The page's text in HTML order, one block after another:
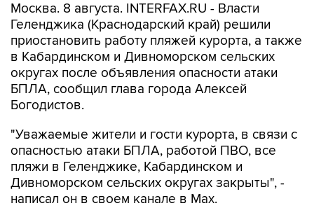
Москва. 8 августа. INTERFAX.RU - Власти
Геленджика (Краснодарский край) решили
приостановить работу пляжей курорта, а также
в Кабардинском и Дивноморском сельских
округах после объявления опасности атаки
БПЛА, сообщил глава города Алексей
Богодистов.
"Уважаемые жители и гости курорта, в связи с
опасностью атаки БПЛА, работой ПВО, все
пляжи в Геленджике, Кабардинском и
Дивноморском сельских округах закрыты", -
написал он в своем канале в Max.